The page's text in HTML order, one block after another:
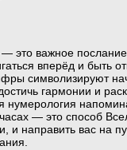
это важное послание
вперёд и быть
символизируют
гармонии и
нумерология
— это способ
и направить вас на